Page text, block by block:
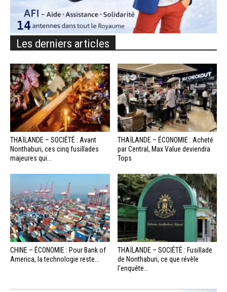
Les derniers articles
THAÏLANDE – SOCIÉTÉ : Avant
Nonthaburi, ces cinq fusillades
majeures qui...
THAÏLANDE – ÉCONOMIE : Acheté
par Central, Max Value deviendra
Tops
CHINE – ÉCONOMIE : Pour Bank of
America, la technologie reste...
THAÏLANDE – SOCIÉTÉ : Fusillade
de Nonthaburi, ce que révèle
l’enquête...